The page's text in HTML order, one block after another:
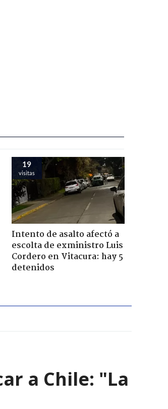
19
visitas
Intento de asalto afectó a
escolta de exministro Luis
Cordero en Vitacura: hay 5
detenidos
a Chile: "La